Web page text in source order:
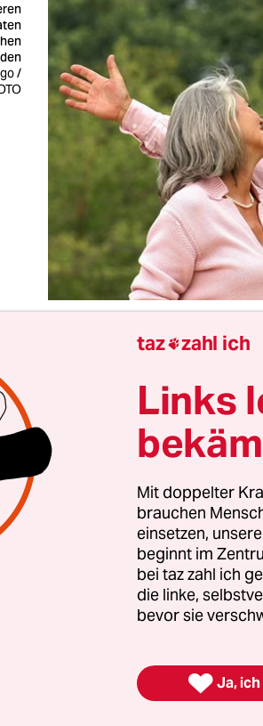
/
will, dass Robert sie heiratet.
ein Paar. Sie haben
Ehe großgezogen und eine
Brauchen wir nicht! Sagten
jetzt hätte sie es gern, wenn
und Bernhard lag
ewige Liebe
sie sich doch getraut: an
mit den erwachsenen
taz zahl ich
Links
Mit doppelter
brauchen
einsetzen,
beginnt im
bei taz zahl ich
die linke,
bevor sie
 Ja,